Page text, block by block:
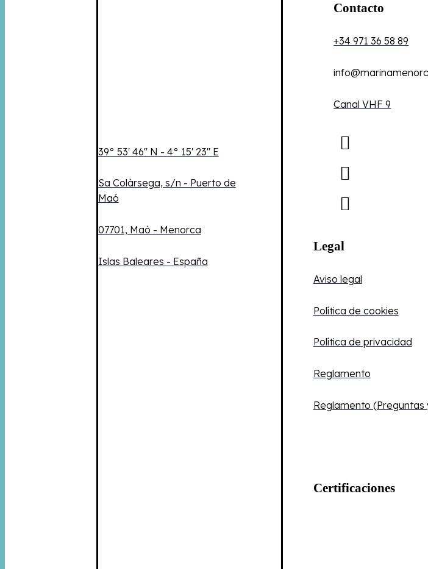
39° 53' 46'' N - 4° 15' 23'' E
Sa Colàrsega, s/n - Puerto de
Maó
07701, Maó - Menorca
Islas Baleares - España
Contacto
+34 971 36 58 89
Canal VHF 9
Legal
Aviso legal
Política de cookies
Política de privacidad
Reglamento
Reglamento
Certificaciones